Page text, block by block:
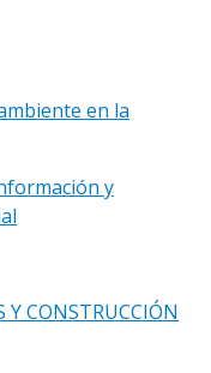
en la
y
Y CONSTRUCCIÓN